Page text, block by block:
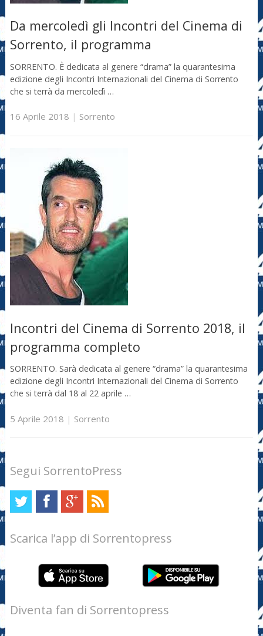
Da mercoledì gli Incontri del Cinema di
Sorrento, il programma
SORRENTO. È dedicata al genere “drama” la quarantesima
edizione degli Incontri Internazionali del Cinema di Sorrento
che si terrà da mercoledì …
16 Aprile 2018 | Sorrento
Incontri del Cinema di Sorrento 2018, il
programma completo
SORRENTO. Sarà dedicata al genere “drama” la quarantesima
edizione degli Incontri Internazionali del Cinema di Sorrento
che si terrà dal 18 al 22 aprile …
5 Aprile 2018 | Sorrento
Segui SorrentoPress
Scarica l’app di Sorrentopress
Diventa fan di Sorrentopress